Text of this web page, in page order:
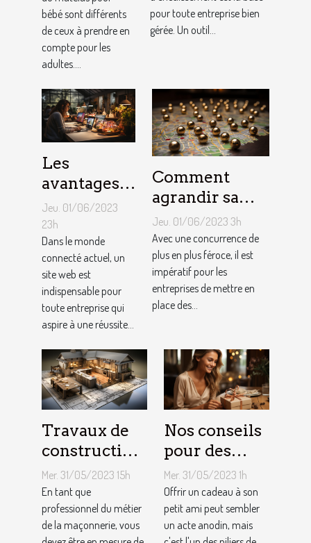
bébé sont différents
de ceux à prendre en
compte pour les
adultes....
entreprise ?
pour toute entreprise bien
gérée. Un outil...
Les
avantages
de faire
appel à un
spécialiste
de
conception
de site web
Jeu. 01/06/2023
23h
Dans le monde
connecté actuel, un
site web est
indispensable pour
toute entreprise qui
aspire à une réussite...
Comment
agrandir sa
notoriété
locale et
fidéliser sa
clientèle grâce
aux outils du
référencement
Jeu. 01/06/2023 3h
Avec une concurrence de
plus en plus féroce, il est
impératif pour les
entreprises de mettre en
place des...
Travaux de
construction
d’une maison
: Comment
établir le
devis avec un
Mer. 31/05/2023 15h
En tant que
professionnel du métier
de la maçonnerie, vous
Nos conseils
pour des
cadeaux
idéaux et
originaux
pour votre
Mer. 31/05/2023 1h
Offrir un cadeau à son
petit ami peut sembler
un acte anodin, mais